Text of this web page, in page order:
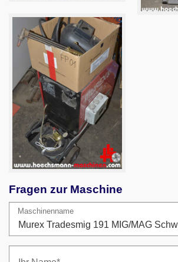
Fragen zur Maschine
Maschinenname